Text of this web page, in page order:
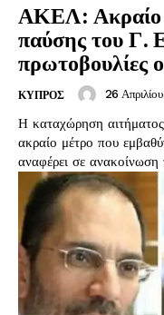
ΑΚΕΛ: Ακραίο
παύσης του Γ.
πρωτοβουλίες
ΚΥΠΡΟΣ 26
Η καταχώρηση
ακραίο μέτρο που